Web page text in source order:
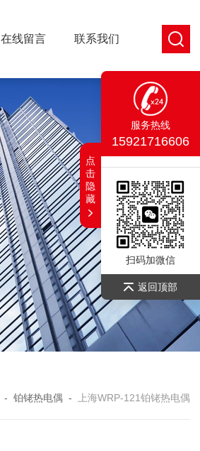
在线留言 联系我们
- 铂铑热电偶 - 上海WRP-121铂铑热电偶
服务热线
15921716606
扫码加微信
返回顶部
点
击
隐
藏